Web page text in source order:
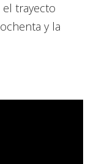
trayecto
y la